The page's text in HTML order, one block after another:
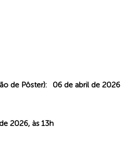
de Pôster): 06 de abril de 2026
2026, às 13h